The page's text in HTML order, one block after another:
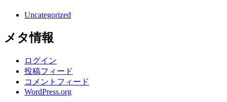
Uncategorized
メタ情報
ログイン
投稿フィード
コメントフィード
WordPress.org